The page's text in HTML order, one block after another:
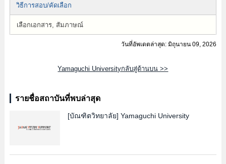
วิธีการสอบ/คัดเลือก
เลือกเอกสาร, สัมภาษณ์
วันที่อัพเดตล่าสุด: มิถุนายน 09, 2026
Yamaguchi Universityกลับสู่ด้านบน >>
รายชื่อสถาบันที่พบล่าสุด
[บัณฑิตวิทยาลัย] Yamaguchi University